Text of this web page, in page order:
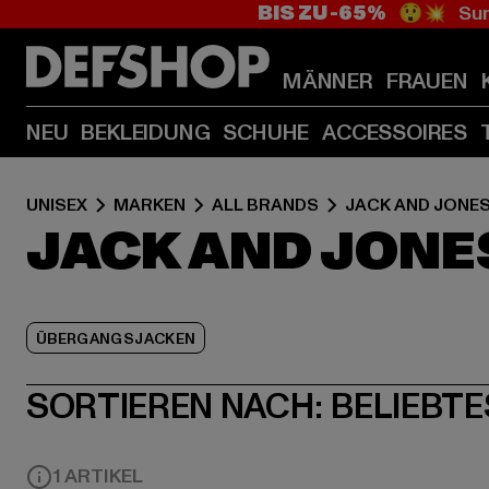
BIS ZU -65% 😲💥
MÄNNER FRAUEN
NEU BEKLEIDUNG SCHUHE ACCESSOIRES
UNISEX MARKEN ALL BRANDS JACK AND
JACK AND
ÜBERGANGSJACKEN
SORTIEREN NACH:
1 ARTIKEL